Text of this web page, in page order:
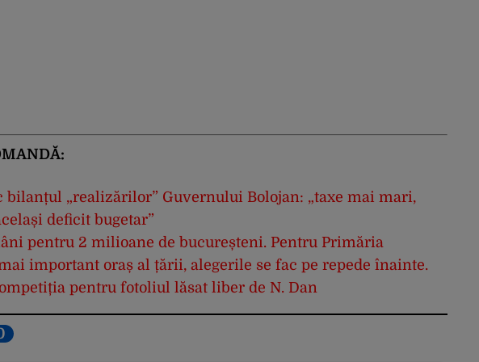
bilanțul „realizărilor” Guvernului Bolojan: „taxe mai mari,
deficit bugetar”
pentru 2 milioane de bucureșteni. Pentru Primăria
important oraș al țării, alegerile se fac pe repede înainte.
pentru fotoliul lăsat liber de N. Dan